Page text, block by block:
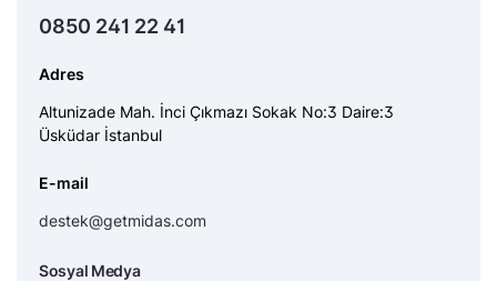
0850 241 22 41
Adres
Altunizade Mah. İnci Çıkmazı Sokak No:3 Daire:3
Üsküdar İstanbul
E-mail
destek@getmidas.com
Sosyal Medya